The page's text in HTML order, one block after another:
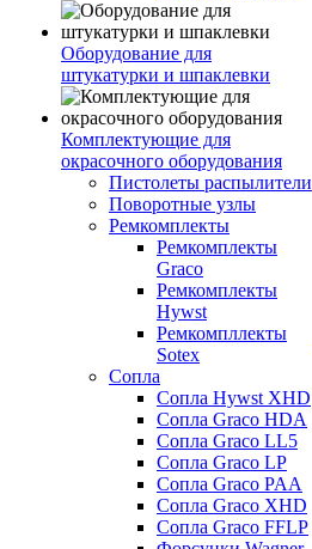
Оборудование для
штукатурки и шпаклевки
Комплектующие для
окрасочного оборудования
Пистолеты распылители
Поворотные узлы
Ремкомплекты
Ремкомплекты
Graco
Ремкомплекты
Hywst
Ремкомпллекты
Sotex
Сопла
Сопла Hywst XHD
Сопла Graco HDA
Сопла Graco LL5
Сопла Graco LP
Сопла Graco PAA
Сопла Graco XHD
Сопла Graco FFLP